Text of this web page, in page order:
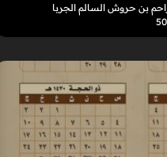
بن حروش السالم الجربا